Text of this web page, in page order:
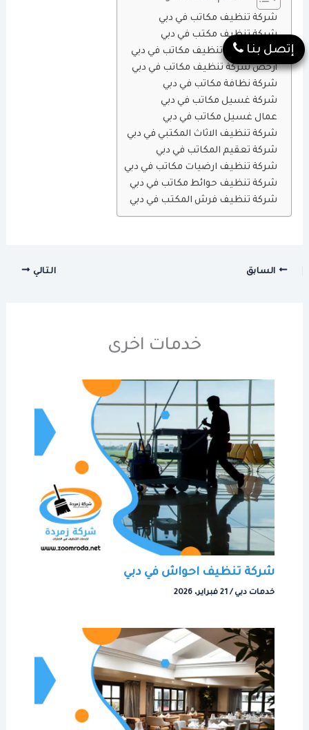
شركة تنظيف مكاتب في دبي
شركة تنظيف مكتب في دبي
أفضل شركة تنظيف مكاتب في دبي
أرخص شركة تنظيف مكاتب في دبي
شركة نظافة مكاتب في دبي
شركة غسيل مكاتب في دبي
عمال غسيل مكاتب في دبي
شركة تنظيف الاثاث المكتبي في دبي
شركة تعقيم المكاتب في دبي
شركة تنظيف ارضيات مكاتب في دبي
شركة تنظيف حوائط مكاتب في دبي
شركة تنظيف فرش المكتب في دبي
السابق التالي
خدمات اخرى
شركة تنظيف احواش في دبي
خدمات دبي /21 فبراير، 2026
إتصل بنا